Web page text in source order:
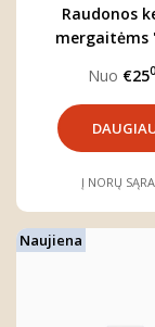
Raudonos
mergaitėms
Nuo €25
Į NORŲ
Naujiena